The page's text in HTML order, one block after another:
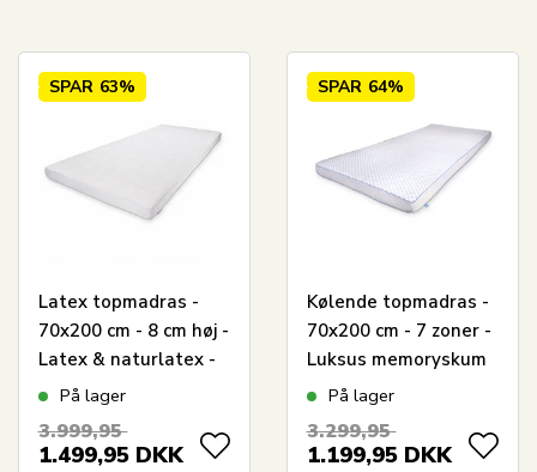
SPAR 63%
Latex topmadras -
70x200 cm - 8 cm høj -
Latex & naturlatex -
Zen sleep topmadras
På lager
3.999,95
1.499,95 DKK
SPAR 64%
Kølende topmadras -
70x200 cm - 7 zoner -
Luksus memoryskum
topmadras 8 cm høj -
På lager
3.299,95
1.199,95 DKK